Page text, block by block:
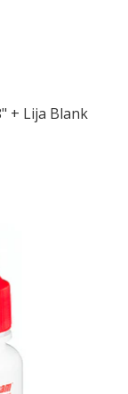
+ Lija Blank